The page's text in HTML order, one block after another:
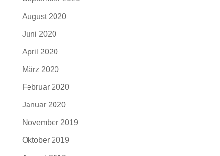
August 2020
Juni 2020
April 2020
März 2020
Februar 2020
Januar 2020
November 2019
Oktober 2019